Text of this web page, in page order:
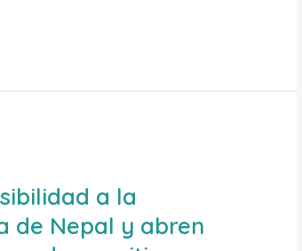
a la
de Nepal y abren